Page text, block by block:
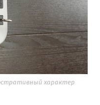
характер